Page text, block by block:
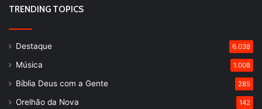
TRENDING TOPICS
Destaque 6.038
Música 1.008
Bíblia Deus com a Gente 285
Orelhão da Nova 142